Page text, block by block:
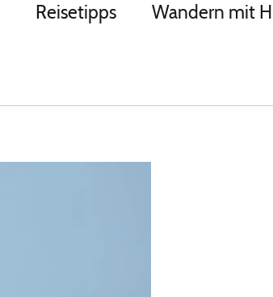
Reisetipps Wandern mit